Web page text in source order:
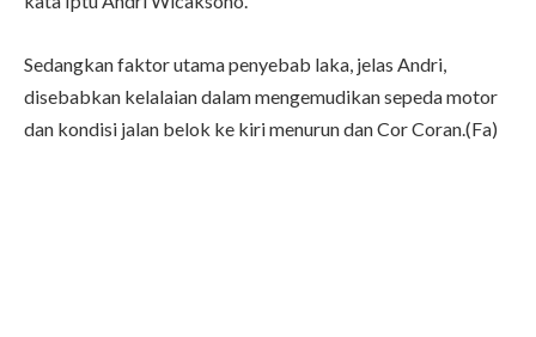
Sedangkan faktor utama penyebab laka, jelas Andri,
disebabkan kelalaian dalam mengemudikan sepeda motor
dan kondisi jalan belok ke kiri menurun dan Cor Coran.(Fa)